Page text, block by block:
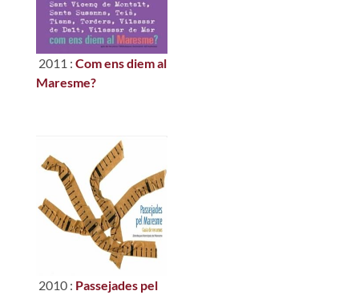
2011 : Com ens diem al
Maresme?
2010 : Passejades pel